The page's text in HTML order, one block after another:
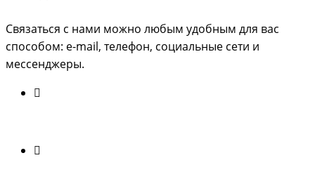
Связаться с нами можно любым удобным для вас
способом: e-mail, телефон, социальные сети и
мессенджеры.